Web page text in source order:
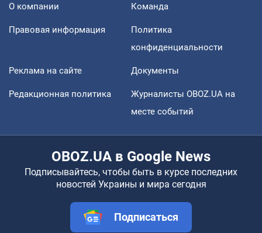
О компании Команда
Правовая информация
Политика
конфиденциальности
Реклама на сайте Документы
Редакционная политика
Журналисты OBOZ.UA на
месте событий
OBOZ.UA в Google News
Подписывайтесь, чтобы быть в курсе последних
новостей Украины и мира сегодня
Подписаться